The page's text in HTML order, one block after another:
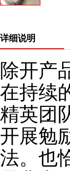
详细说明
除开产
在持续
精英团
开展勉
法。也